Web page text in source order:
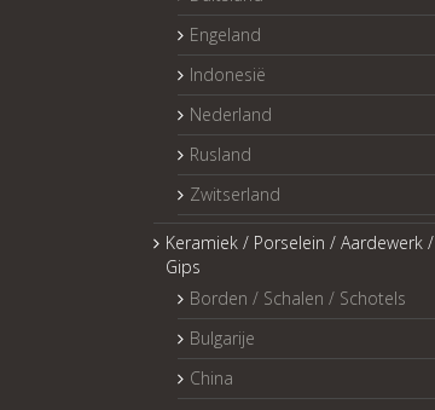
Engeland
Indonesië
Nederland
Rusland
Zwitserland
Keramiek / Porselein / Aardewerk /
Gips
Borden / Schalen / Schotels
Bulgarije
China